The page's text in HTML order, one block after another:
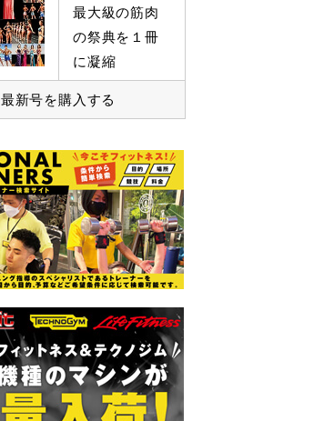
最大級の筋肉
の祭典を１冊
に凝縮
最新号を購入する